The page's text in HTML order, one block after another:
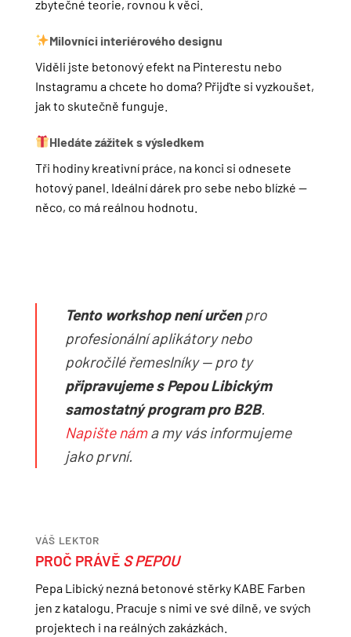
zbytečné teorie, rovnou k věci.
Milovníci interiérového designu
Viděli jste betonový efekt na Pinterestu nebo
Instagramu a chcete ho doma? Přijďte si vyzkoušet,
jak to skutečně funguje.
Hledáte zážitek s výsledkem
Tři hodiny kreativní práce, na konci si odnesete
hotový panel. Ideální dárek pro sebe nebo blízké —
něco, co má reálnou hodnotu.
Tento workshop není určenpro
profesionální aplikátory nebo
pokročilé řemeslníky — pro ty
připravujeme s Pepou Libickým
samostatný program pro B2B.
Napište náma my vás informujeme
jako první.
VÁŠ LEKTOR
PROČ PRÁVĚ S PEPOU
Pepa Libický nezná betonové stěrky KABE Farben
jen z katalogu. Pracuje s nimi ve své dílně, ve svých
projektech i na reálných zakázkách.